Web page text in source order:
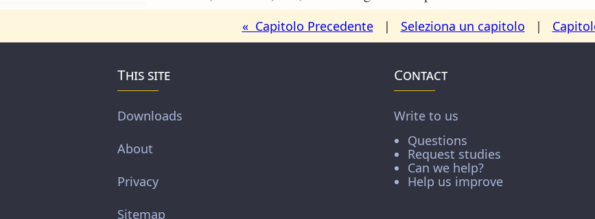
« Capitolo Precedente| Seleziona un capitolo |
This site
Downloads
About
Privacy
Sitemap
Contact
Write to us
Questions
Request studies
Can we help?
Help us improve